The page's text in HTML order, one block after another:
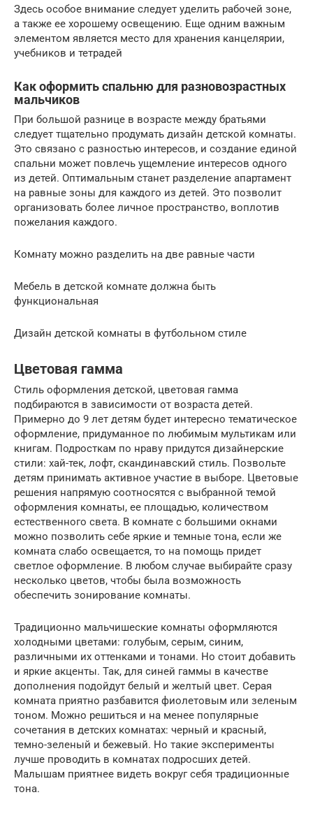
Здесь особое внимание следует уделить рабочей зоне,
а также ее хорошему освещению. Еще одним важным
элементом является место для хранения канцелярии,
учебников и тетрадей
Как оформить спальню для разновозрастных
мальчиков
При большой разнице в возрасте между братьями
следует тщательно продумать дизайн детской комнаты.
Это связано с разностью интересов, и создание единой
спальни может повлечь ущемление интересов одного
из детей. Оптимальным станет разделение апартамент
на равные зоны для каждого из детей. Это позволит
организовать более личное пространство, воплотив
пожелания каждого.
Комнату можно разделить на две равные части
Мебель в детской комнате должна быть
функциональная
Дизайн детской комнаты в футбольном стиле
Цветовая гамма
Стиль оформления детской, цветовая гамма
подбираются в зависимости от возраста детей.
Примерно до 9 лет детям будет интересно тематическое
оформление, придуманное по любимым мультикам или
книгам. Подросткам по нраву придутся дизайнерские
стили: хай-тек, лофт, скандинавский стиль. Позвольте
детям принимать активное участие в выборе. Цветовые
решения напрямую соотносятся с выбранной темой
оформления комнаты, ее площадью, количеством
естественного света. В комнате с большими окнами
можно позволить себе яркие и темные тона, если же
комната слабо освещается, то на помощь придет
светлое оформление. В любом случае выбирайте сразу
несколько цветов, чтобы была возможность
обеспечить зонирование комнаты.
Традиционно мальчишеские комнаты оформляются
холодными цветами: голубым, серым, синим,
различными их оттенками и тонами. Но стоит добавить
и яркие акценты. Так, для синей гаммы в качестве
дополнения подойдут белый и желтый цвет. Серая
комната приятно разбавится фиолетовым или зеленым
тоном. Можно решиться и на менее популярные
сочетания в детских комнатах: черный и красный,
темно-зеленый и бежевый. Но такие эксперименты
лучше проводить в комнатах подросших детей.
Малышам приятнее видеть вокруг себя традиционные
тона.